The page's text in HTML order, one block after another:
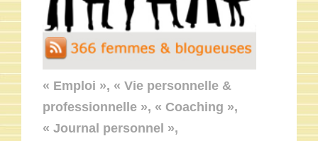
« Emploi », « Vie personnelle &
professionnelle », « Coaching »,
« Journal personnel »,